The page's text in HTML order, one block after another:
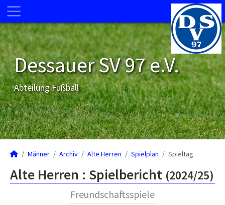
Dessauer SV 97 e.V.
Abteilung Fußball
Männer Archiv Alte Herren Spielplan Spieltag
Alte Herren : Spielbericht (2024/25)
Freundschaftsspiele